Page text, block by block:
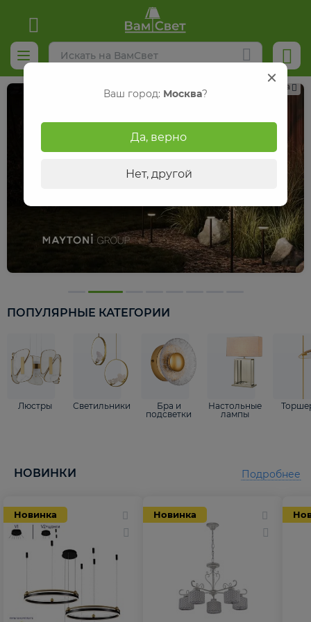
Реклама
ПОПУЛЯРНЫЕ КАТЕГОРИИ
Люстры Светильники
Бра и
подсветки
Настольные
лампы
НОВИНКИ
Новинка Новинка
Подробнее
Ваш город: Москва?
Да, верно
Нет, другой